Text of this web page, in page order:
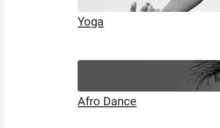
Yoga
Afro Dance